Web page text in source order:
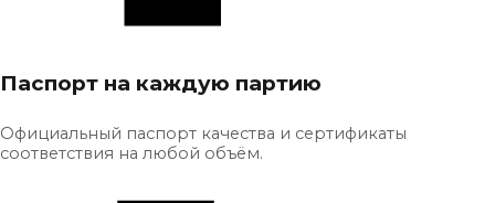
Паспорт на каждую партию
Официальный паспорт качества и сертификаты
соответствия на любой объём.